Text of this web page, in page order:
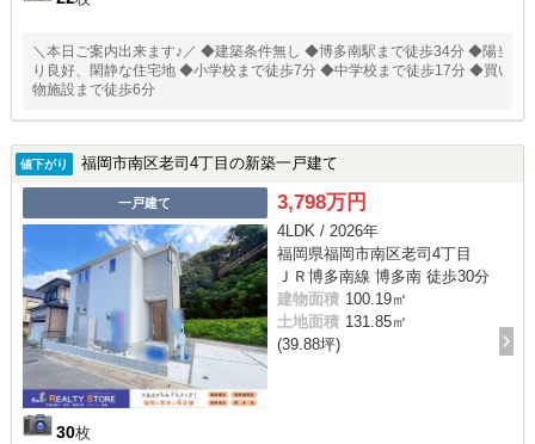
＼本日ご案内出来ます♪／ ◆建築条件無し ◆博多南駅まで徒歩34分 ◆陽当
り良好、閑静な住宅地 ◆小学校まで徒歩7分 ◆中学校まで徒歩17分 ◆買い
物施設まで徒歩6分
値下がり 福岡市南区老司4丁目の新築一戸建て
一戸建て
30枚
3,798万円
4LDK / 2026年
福岡県福岡市南区老司4丁目
ＪＲ博多南線 博多南 徒歩30分
建物面積 100.19㎡
土地面積 131.85㎡
(39.88坪)